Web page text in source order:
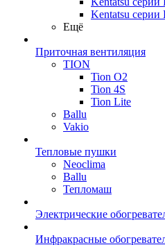
Kentatsu
Ещё
Приточная вентиляция
TION
Tion O2
Tion 4S
Tion Lite
Ballu
Vakio
Тепловые пушки
Neoclima
Ballu
Тепломаш
Электрические
Инфракрасные